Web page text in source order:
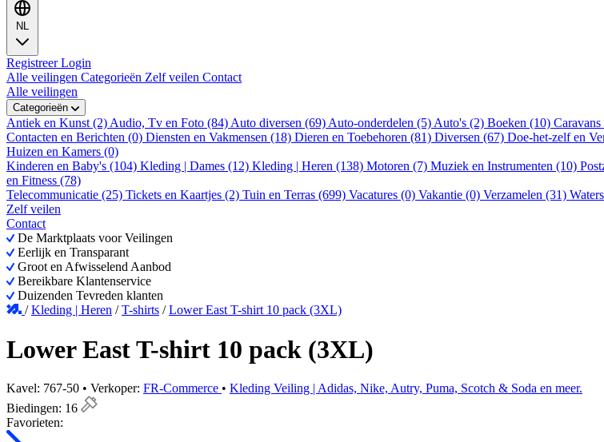
NL
RegistreerLogin
Alle veilingen Categorieën Zelf veilen Contact
Alle veilingen
Categorieën
Antiek en Kunst (2) Audio, Tv en Foto (84) Auto diversen (69) Auto-onderdelen (5) Auto's (2) Boeken (10)
Contacten en Berichten (0) Diensten en Vakmensen (18) Dieren en Toebehoren (81) Diversen (67) Doe-het-zelf en
Huizen en Kamers (0)
Kinderen en Baby's (104) Kleding | Dames (12) Kleding | Heren (138) Motoren (7) Muziek en Instrumenten (10)
en Fitness (78)
Telecommunicatie (25) Tickets en Kaartjes (2) Tuin en Terras (699) Vacatures (0) Vakantie (0) Verzamelen (31)
Zelf veilen
Contact
De Marktplaats voor Veilingen
Eerlijk en Transparant
Groot en Afwisselend Aanbod
Bereikbare Klantenservice
Duizenden Tevreden klanten
/Kleding | Heren /T-shirts /Lower East T-shirt 10 pack (3XL)
Lower East T-shirt 10 pack (3XL)
Kavel: 767-50 • Verkoper: FR-Commerce • Kleding Veiling | Adidas, Nike, Autry, Puma, Scotch & Soda en meer.
Biedingen: 16
Favorieten: